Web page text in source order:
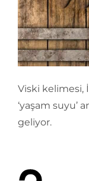
Viski kelimesi,
‘yaşam suyu’
geliyor.